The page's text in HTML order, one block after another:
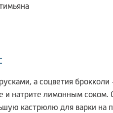
а соцветия брокколи
и натрите лимонным соком.
кастрюлю для варки на